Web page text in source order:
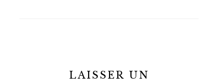
LAISSER UN